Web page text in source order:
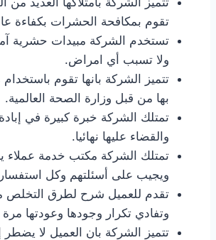
تقوم بمكافحة الحشرات بكفاءة
تستخدم الشركة مبيدات حشرية
ولا تسبب أي امراض.
تتميز الشركة بانها تقوم
بها من قبل وزارة الصحة العالمية.
تمتلك الشركة خبرة كبيرة في
والقضاء عليها نهائيا.
تمتلك الشركة مكتب خدمة عملاء
ويجيب على أسئلتهم وكل
تقدم للعميل شرح لطرق التخلص
وتفادي تكرار وجودها وعودتها
تتميز الشركة بان العميل لا يضطر